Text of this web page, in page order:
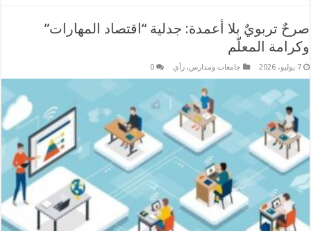
صرحٌ تربويٌ بلا أعمدة: جدلية “اقتصاد المهارات”
وكرامة المعلّم
7 يوليو، 2026 جامعات ومدارس,رأي 0